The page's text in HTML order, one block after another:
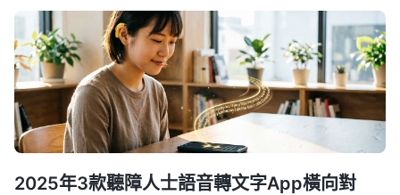
知識。
2025年3款聽障人士語音轉文字App橫向對